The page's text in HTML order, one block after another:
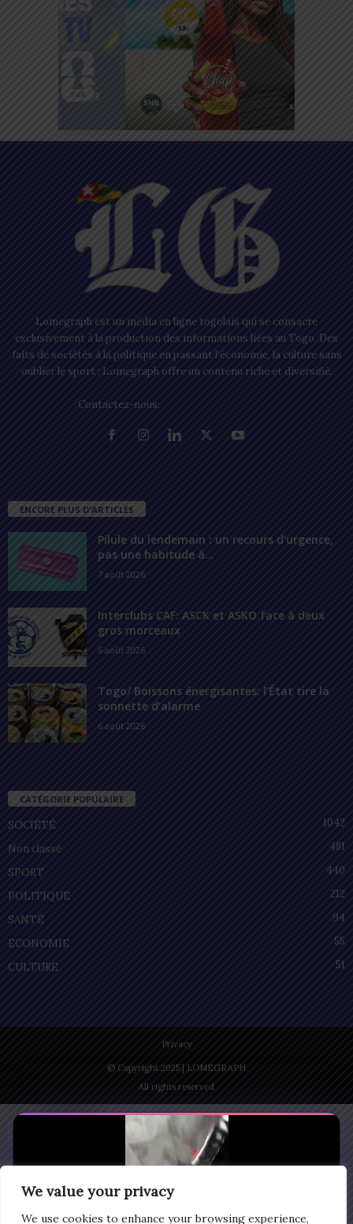
We value your privacy
We use cookies to enhance your browsing experience,
Lomegraph est un média en ligne togolais qui se consacre
exclusivement à la production des informations liées au Togo. Des
faits de sociétés à la politique en passant l’économie, la culture sans
oublier le sport ; Lomegraph offre un contenu riche et diversifié.
Contactez-nous:
ENCORE PLUS D'ARTICLES
Pilule du lendemain : un recours d’urgence,
pas une habitude à...
7 août 2026
Interclubs CAF: ASCK et ASKO face à deux
gros morceaux
6 août 2026
Togo/ Boissons énergisantes: l’État tire la
sonnette d’alarme
6 août 2026
CATÉGORIE POPULAIRE
SOCIÉTÉ
1042
Non classé
481
SPORT
440
POLITIQUE
212
SANTÉ
94
ECONOMIE
55
CULTURE
51
Privacy
© Copyright 2025 | LOMEGRAPH
All rights reserved